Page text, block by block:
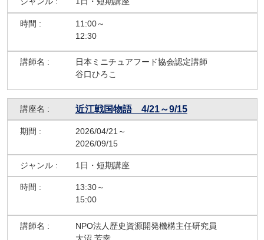
11:00～
12:30
日本ミニチュアフード協会認定講師
谷口ひろこ
近江戦国物語 4/21～9/15
2026/04/21～
2026/09/15
1日・短期講座
13:30～
15:00
NPO法人歴史資源開発機構主任研究員